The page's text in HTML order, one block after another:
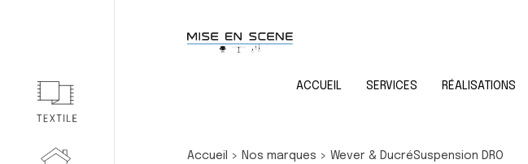
ACCUEIL SERVICES RÉALISATIONS
Accueil > Nos marques > Wever & DucréSuspension DRO